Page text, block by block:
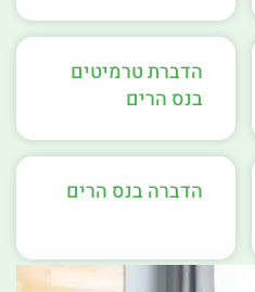
הדברת טרמיטים
בנס הרים
הדברה בנס הרים